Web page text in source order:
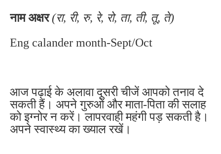
नाम अक्षर (रा, री, रु, रे, रो, ता, ती, तू, ते)
Eng calander month-Sept/Oct
आज पढ़ाई के अलावा दूसरी चीजें आपको तनाव दे
सकती हैं। अपने गुरुओं और माता-पिता की सलाह
को इग्नोर न करें। लापरवाही महंगी पड़ सकती है।
अपने स्वास्थ्य का ख्याल रखें।